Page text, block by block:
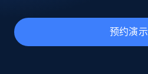
预约演示